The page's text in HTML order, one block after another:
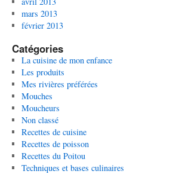
mars 2013
février 2013
Catégories
La cuisine de mon enfance
Les produits
Mes rivières préférées
Mouches
Moucheurs
Non classé
Recettes de cuisine
Recettes de poisson
Recettes du Poitou
Techniques et bases culinaires